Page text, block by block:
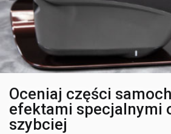
Oceniaj części
efektami specjalnymi
szybciej